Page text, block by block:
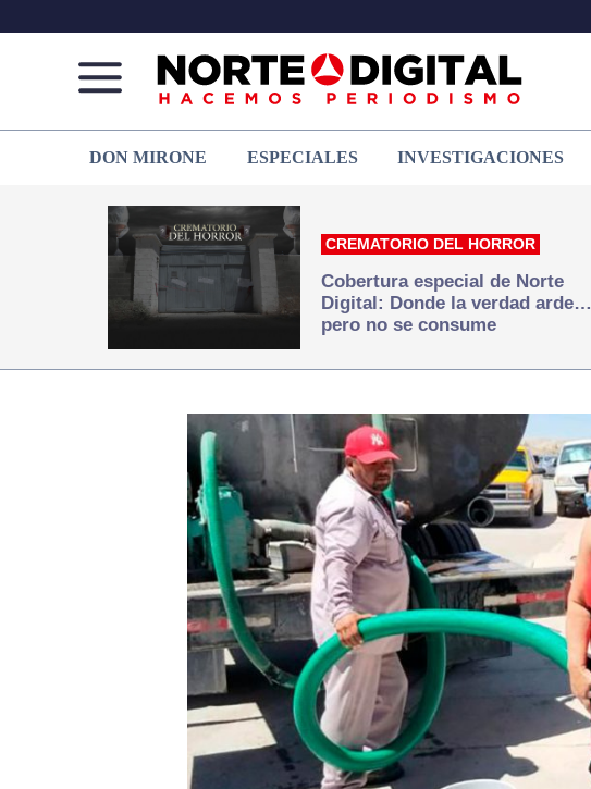
de
Juárez
que
hacemos periodismo
DON MIRONE ESPECIALES INVESTIGACIONES
CREMATORIO DEL HORROR
Cobertura especial de Norte
Digital: Donde la verdad arde…
pero no se consume